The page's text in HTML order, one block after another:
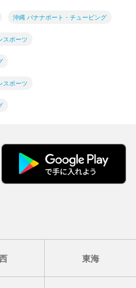
沖縄 バナナボート・チュービング
スポーツ
スポーツ
東海